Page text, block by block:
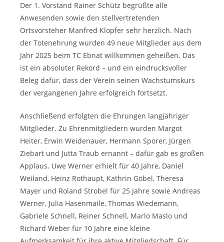
Der 1. Vorstand Rainer Schütz begrüßte alle
Anwesenden sowie den stellvertretenden
Ortsvorsteher Manfred Klopfer sehr herzlich. Nach
der Totenehrung wurden 49 neue Mitglieder aus dem
Jahr 2025 beim TC Ebnat willkommen geheißen. Das
ist ein absoluter Rekord – und ein eindrucksvoller
Beleg dafür, dass der Verein seinen Wachstumskurs
der vergangenen Jahre erfolgreich fortsetzt.
Anschließend erfolgten die Ehrungen langjähriger
Mitglieder. Zu Ehrenmitgliedern wurden Margot
Heiter, Erwin Weidenauer, Hermann Sporer, Jürgen
Ziebart und Jutta Traub ernannt – dafür gab es großen
Applaus. Uwe Werner erhielt für 40 Jahre, Daniel
Weiland, Heinz Rothaupt, Kathrin Göbel, Theresa
Mayer und Roland Strobel für 25 Jahre sowie Andreas
Werner, Julia Hasenmaile, Thomas Wiedemann,
Gabriele Schnell, Reiner Schnell, Marlo Maslo und
Richard Weber für 10 Jahre eine kleine